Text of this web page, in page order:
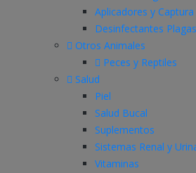
Aplicadores y Captura
Desinfectantes Plagas
Otros Animales
Peces y Reptiles
Salud
Piel
Salud Bucal
Suplementos
Sistemas Renal y
Vitaminas